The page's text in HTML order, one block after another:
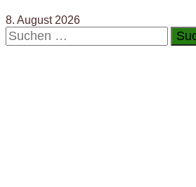
8. August 2026
Suchen
nach: